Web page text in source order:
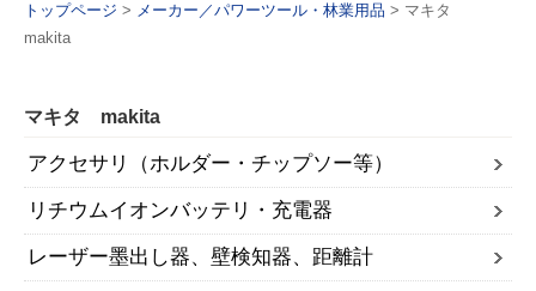
トップページ > メーカー／パワーツール・林業用品 > マキタ
makita
マキタ makita
アクセサリ（ホルダー・チップソー等）
リチウムイオンバッテリ・充電器
レーザー墨出し器、壁検知器、距離計